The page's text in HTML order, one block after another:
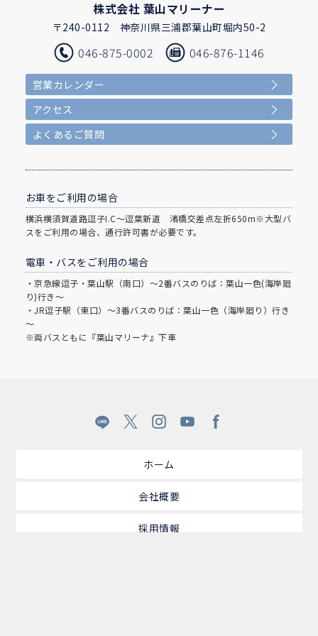
株式会社 葉山マリーナー
〒240-0112 神奈川県三浦郡葉山町堀内50-2
046-875-0002 046-876-1146
営業カレンダー
アクセス
よくあるご質問
お車をご利用の場合
横浜横須賀道路逗子I.C～逗葉新道 渚橋交差点左折650m※大型バ
スをご利用の場合、通行許可書が必要です。
電車・バスをご利用の場合
・京急線逗子・葉山駅（南口）～2番バスのりば：葉山一色(海岸廻
り)行き～
・JR逗子駅（東口）～3番バスのりば：葉山一色（海岸廻り）行き
～
※両バスともに『葉山マリーナ』下車
ホーム
会社概要
採用情報